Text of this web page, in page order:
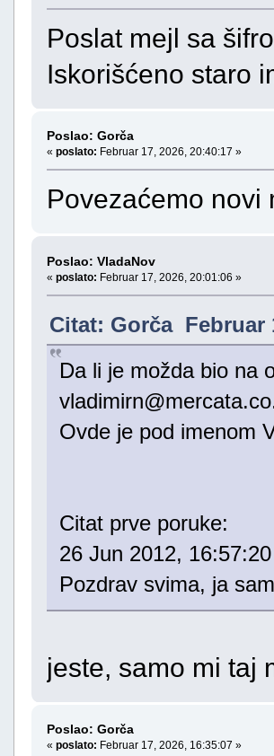
Poslat mejl sa
Iskorišćeno staro
Poslao: Gorča
« poslato: Februar 17, 2026, 20:40:17 »
Povezaćemo novi
Poslao: VladaNov
« poslato: Februar 17, 2026, 20:01:06 »
Citat: Gorča Februar
Da li je možda bio na
Ovde je pod imenom
Citat prve poruke:
26 Jun 2012,
Pozdrav svima, ja
jeste, samo mi taj
Poslao: Gorča
« poslato: Februar 17, 2026, 16:35:07 »